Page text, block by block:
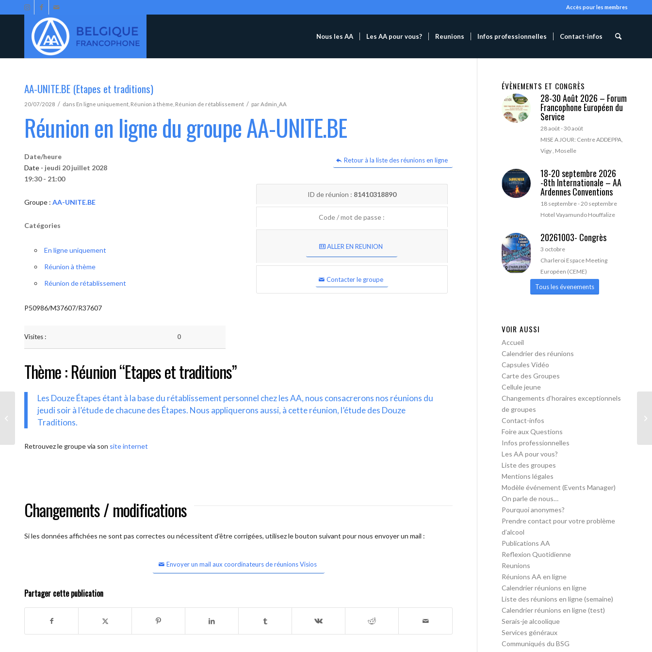
Accès pour les membres
Nous les AA Les AA pour vous? Reunions Infos professionnelles Contact-infos
AA-UNITE.BE (Etapes et traditions)
20/07/2028 / dans En ligne uniquement Réunion à thème Réunion de rétablissement / parAdmin_AA
Réunion en ligne du groupe AA-UNITE.BE
Retour à la liste des réunions en ligne
Date/heure
Date - jeudi 20 juillet 2028
19:30 - 21:00
Groupe : AA-UNITE.BE
Catégories
En ligne uniquement
Réunion à thème
Réunion de rétablissement
P50986/M37607/R37607
Visites : 0
ID de réunion : 81410318890
Code / mot de passe :
ALLER EN REUNION
Contacter le groupe
Thème : Réunion “Etapes et traditions”
Les Douze Étapes étant à la base du rétablissement personnel chez les AA, nous consacrerons nos réunions du
jeudi soir à l’étude de chacune des Étapes. Nous appliquerons aussi, à cette réunion, l’étude des Douze
Traditions.
Retrouvez le groupe via son site internet
Changements / modifications
Si les données affichées ne sont pas correctes ou nécessitent d'être corrigées, utilisez le bouton suivant pour nous envoyer un mail :
Envoyer un mail aux coordinateurs de réunions Visios
Partager cette publication
ÉVÈNEMENTS ET CONGRÈS
28-30 Août 2026 – Forum
Francophone Européen du
Service
28 août-30 août
MISE A JOUR: Centre ADDEPPA,
Vigy , Moselle
18-20 septembre 2026
-8th Internationale – AA
Ardennes Conventions
18 septembre-20 septembre
Hotel Vayamundo Houffalize
20261003- Congrès
3 octobre
Charleroi Espace Meeting
Européen (CEME)
Tous les évenements
VOIR AUSSI
Accueil
Calendrier des réunions
Capsules Vidéo
Carte des Groupes
Cellule jeune
Changements d’horaires exceptionnels
de groupes
Contact-infos
Foire aux Questions
Infos professionnelles
Les AA pour vous?
Liste des groupes
Mentions légales
Modèle événement (Events Manager)
On parle de nous…
Pourquoi anonymes?
Prendre contact pour votre problème
d’alcool
Publications AA
Reflexion Quotidienne
Reunions
Réunions AA en ligne
Calendrier réunions en ligne
Liste des réunions en ligne (semaine)
Calendrier réunions en ligne (test)
Serais-je alcoolique
Services généraux
Communiqués du BSG
AA-UNITE.BE (Etapes et traditions)